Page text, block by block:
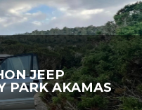
JEEP
PARK AKAMAS